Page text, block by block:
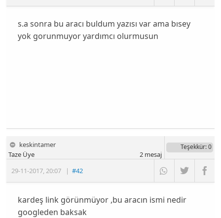
s.a sonra bu aracı buldum yazısı var ama bısey
yok gorunmuyor yardımcı olurmusun
keskintamer
29-11-2017,20:07 |#42
Taze Üye
Teşekkür: 0
2mesaj
kardeş link görünmüyor ,bu aracın ismi nedir
googleden baksak